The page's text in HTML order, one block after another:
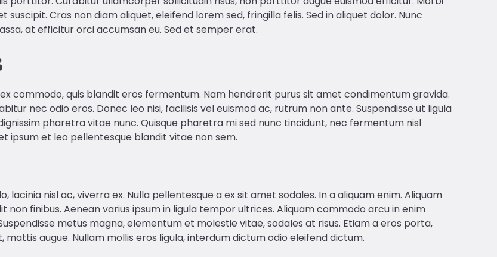
suscipit. Cras non diam aliquet, eleifend lorem sed, fringilla felis. Sed in aliquet dolor. Nunc
at efficitur orci accumsan eu. Sed et semper erat.
commodo, quis blandit eros fermentum. Nam hendrerit purus sit amet condimentum gravida.
nec odio eros. Donec leo nisi, facilisis vel euismod ac, rutrum non ante. Suspendisse ut ligula
pharetra vitae nunc. Quisque pharetra mi sed nunc tincidunt, nec fermentum nisl
ipsum et leo pellentesque blandit vitae non sem.
lacinia nisl ac, viverra ex. Nulla pellentesque a ex sit amet sodales. In a aliquam enim. Aliquam
non finibus. Aenean varius ipsum in ligula tempor ultrices. Aliquam commodo arcu in enim
metus magna, elementum et molestie vitae, sodales at risus. Etiam a eros porta,
mattis augue. Nullam mollis eros ligula, interdum dictum odio eleifend dictum.